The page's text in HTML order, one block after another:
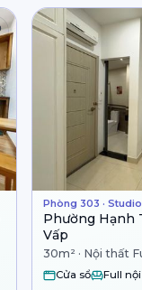
Phòng 303 · Studio
Phường Hạnh
Vấp
30m² · Nội thất
Cửa sổ Full